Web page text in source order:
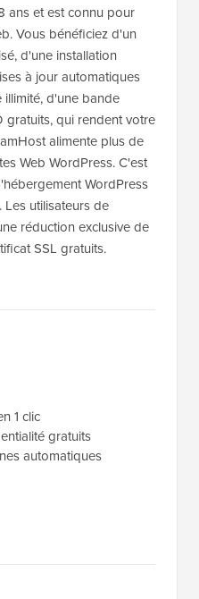
ans et est connu pour
Vous bénéficiez d'un
d'une installation
à jour automatiques
d'une bande
gratuits, qui rendent votre
alimente plus de
Web WordPress. C'est
WordPress
utilisateurs de
réduction exclusive de
SSL gratuits.
1 clic
gratuits
automatiques